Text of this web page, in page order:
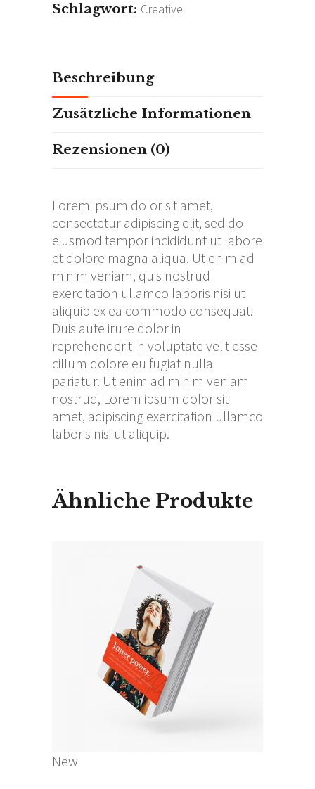
Schlagwort: Creative
Beschreibung
Zusätzliche Informationen
Rezensionen (0)
Lorem ipsum dolor sit amet,
consectetur adipiscing elit, sed do
eiusmod tempor incididunt ut labore
et dolore magna aliqua. Ut enim ad
minim veniam, quis nostrud
exercitation ullamco laboris nisi ut
aliquip ex ea commodo consequat.
Duis aute irure dolor in
reprehenderit in voluptate velit esse
cillum dolore eu fugiat nulla
pariatur. Ut enim ad minim veniam
nostrud, Lorem ipsum dolor sit
amet, adipiscing exercitation ullamco
laboris nisi ut aliquip.
Ähnliche Produkte
New
IN DEN WARENKORB